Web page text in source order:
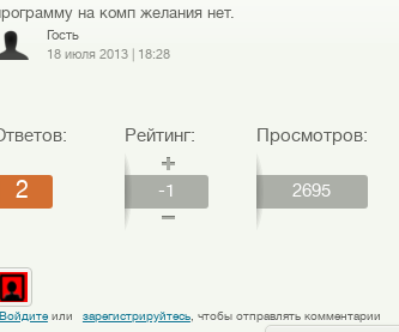
на комп желания нет.
Гость
18 июля 2013| 18:28
2
Рейтинг:
-1
Просмотров:
2695
Войдитеили зарегистрируйтесь, чтобы отправлять комментарии